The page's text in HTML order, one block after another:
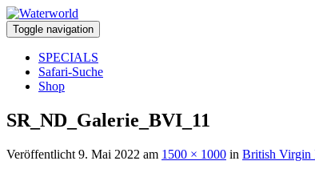
Toggle navigation
SPECIALS
Safari-Suche
Shop
SR_ND_Galerie_BVI_11
Veröffentlicht 9. Mai 2022 am 1500 × 1000 in British Virgin